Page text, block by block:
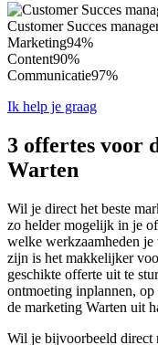
Customer Succes
Marketing94%
Content90%
Communicatie97%
Ik help je graag
3 offertes voor
Warten
Wil je direct het beste
zo helder mogelijk in je
welke werkzaamheden
zijn is het makkelijker
geschikte offerte uit te
ontmoeting inplannen,
de marketing Warten uit
Wil je bijvoorbeeld direct